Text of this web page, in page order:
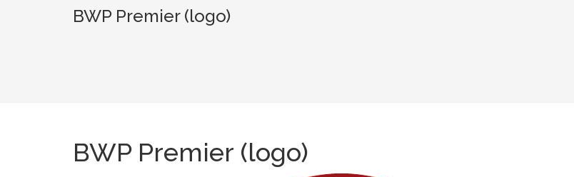
BWP Premier (logo)
BWP Premier (logo)